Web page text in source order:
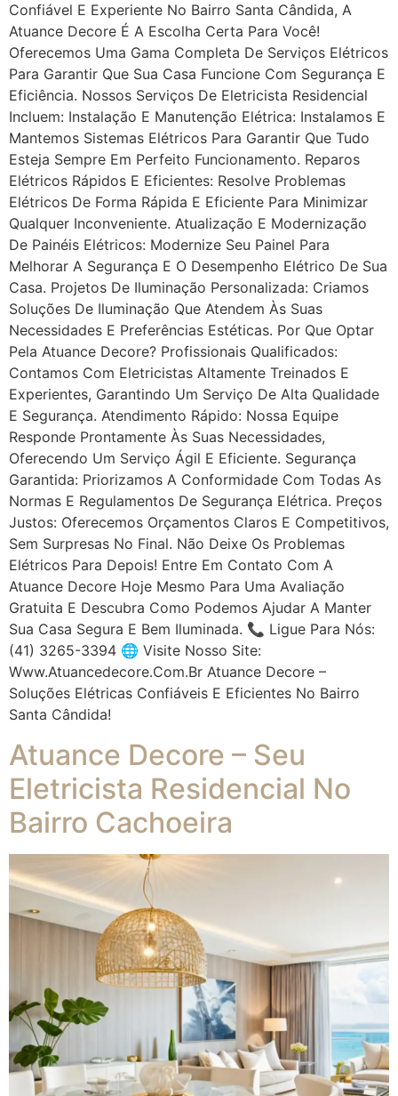
Confiável E Experiente No Bairro Santa Cândida, A
Atuance Decore É A Escolha Certa Para Você!
Oferecemos Uma Gama Completa De Serviços Elétricos
Para Garantir Que Sua Casa Funcione Com Segurança E
Eficiência. Nossos Serviços De Eletricista Residencial
Incluem: Instalação E Manutenção Elétrica: Instalamos E
Mantemos Sistemas Elétricos Para Garantir Que Tudo
Esteja Sempre Em Perfeito Funcionamento. Reparos
Elétricos Rápidos E Eficientes: Resolve Problemas
Elétricos De Forma Rápida E Eficiente Para Minimizar
Qualquer Inconveniente. Atualização E Modernização
De Painéis Elétricos: Modernize Seu Painel Para
Melhorar A Segurança E O Desempenho Elétrico De Sua
Casa. Projetos De Iluminação Personalizada: Criamos
Soluções De Iluminação Que Atendem Às Suas
Necessidades E Preferências Estéticas. Por Que Optar
Pela Atuance Decore? Profissionais Qualificados:
Contamos Com Eletricistas Altamente Treinados E
Experientes, Garantindo Um Serviço De Alta Qualidade
E Segurança. Atendimento Rápido: Nossa Equipe
Responde Prontamente Às Suas Necessidades,
Oferecendo Um Serviço Ágil E Eficiente. Segurança
Garantida: Priorizamos A Conformidade Com Todas As
Normas E Regulamentos De Segurança Elétrica. Preços
Justos: Oferecemos Orçamentos Claros E Competitivos,
Sem Surpresas No Final. Não Deixe Os Problemas
Elétricos Para Depois! Entre Em Contato Com A
Atuance Decore Hoje Mesmo Para Uma Avaliação
Gratuita E Descubra Como Podemos Ajudar A Manter
Sua Casa Segura E Bem Iluminada. 📞 Ligue Para Nós:
(41) 3265-3394 🌐 Visite Nosso Site:
Www.atuancedecore.com.br Atuance Decore –
Soluções Elétricas Confiáveis E Eficientes No Bairro
Santa Cândida!
Atuance Decore – Seu
Eletricista Residencial No
Bairro Cachoeira